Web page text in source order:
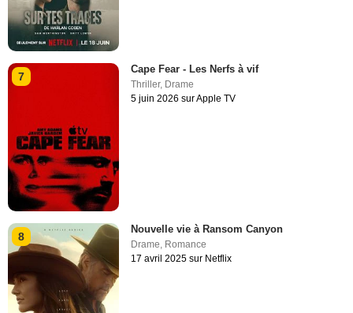
7
Cape Fear - Les Nerfs à vif
Thriller, Drame
5 juin 2026 sur Apple TV
8
Nouvelle vie à Ransom Canyon
Drame, Romance
17 avril 2025 sur Netflix